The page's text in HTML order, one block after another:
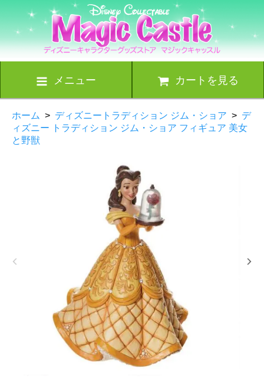
メニュー カートを見る
ホーム > ディズニートラディション ジム・ショア > デ
ィズニー トラディション ジム・ショア フィギュア 美女
と野獣